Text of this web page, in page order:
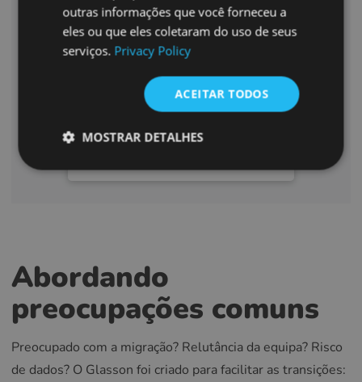
saber no formulário de contato
abaixo.
COMECE GRÁTIS
Abordando
preocupações comuns
Preocupado com a migração? Relutância da equipa? Risco
de dados? O Glasson foi criado para facilitar as transições:
FRENCH
LITHUANIAN
ROMANIAN
SWEDISH
outras informações que você forneceu a
eles ou que eles coletaram do uso de seus
serviços. Privacy Policy
ACEITAR TODOS
MOSTRAR DETALHES